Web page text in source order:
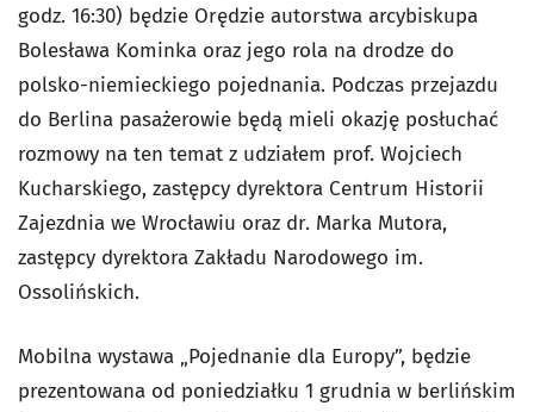
godz. 16:30) będzie Orędzie autorstwa arcybiskupa
Bolesława Kominka oraz jego rola na drodze do
polsko-niemieckiego pojednania. Podczas przejazdu
do Berlina pasażerowie będą mieli okazję posłuchać
rozmowy na ten temat z udziałem prof. Wojciech
Kucharskiego, zastępcy dyrektora Centrum Historii
Zajezdnia we Wrocławiu oraz dr. Marka Mutora,
zastępcy dyrektora Zakładu Narodowego im.
Ossolińskich.
Mobilna wystawa „Pojednanie dla Europy”, będzie
prezentowana od poniedziałku 1 grudnia w berlińskim